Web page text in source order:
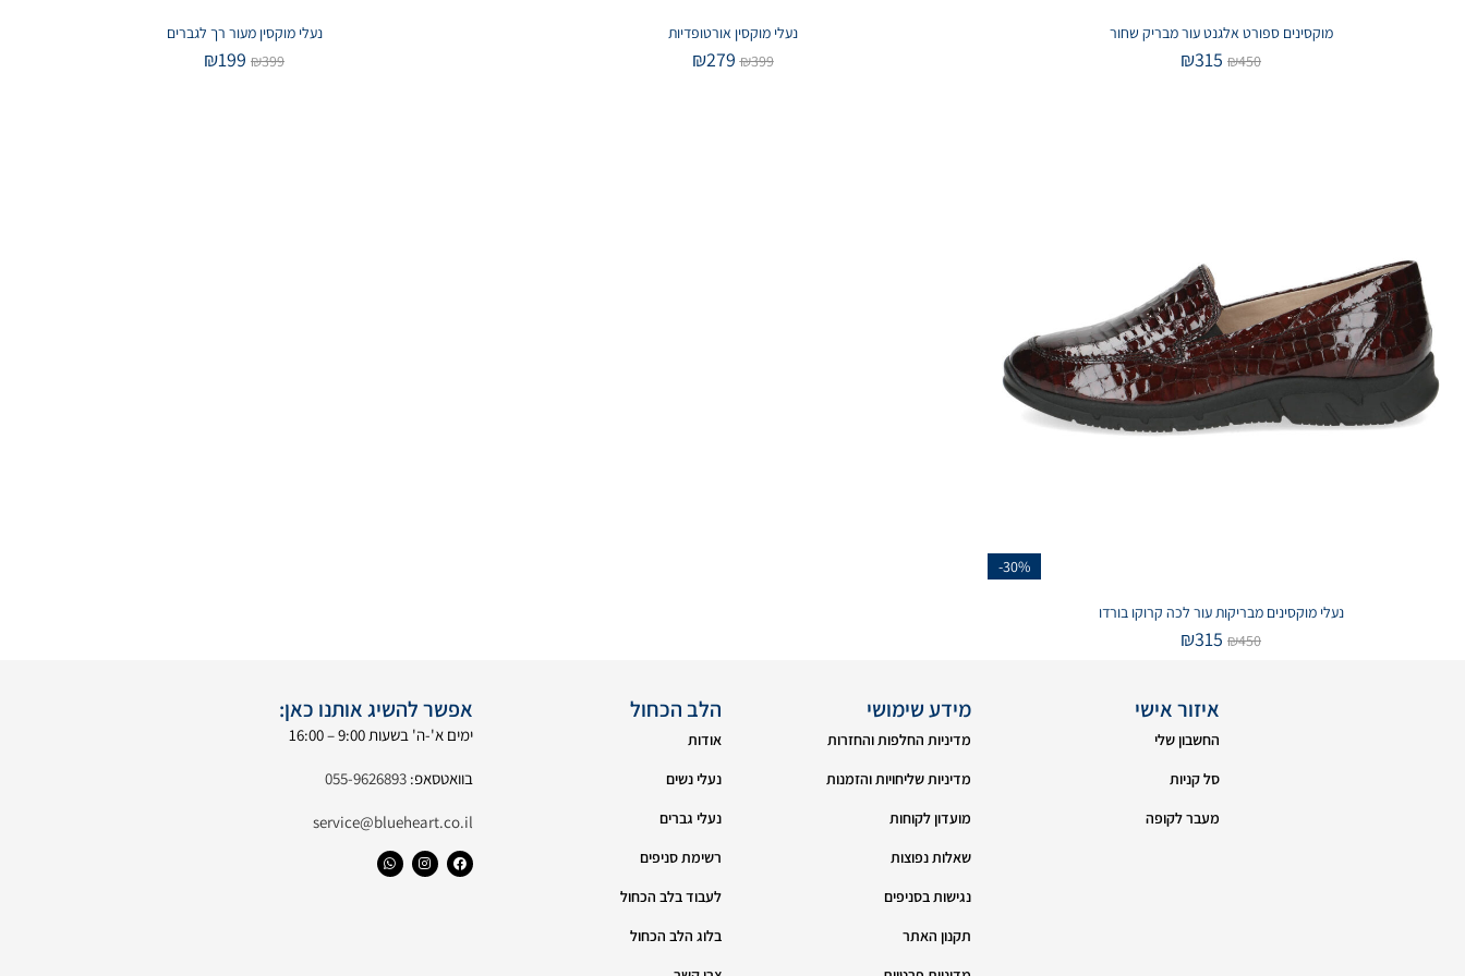
מוקסינים ספורט אלגנט עור מבריק שחור
₪450
₪315
נעלי מוקסין אורטופדיות
₪399
₪279
נעלי מוקסין מעור רך לגברים
₪399
₪199
-30%
נעלי מוקסינים מבריקות עור לכה קרוקו בורדו
₪450
₪315
איזור אישי
החשבון שלי
סל קניות
מעבר לקופה
מידע שימושי
מדיניות החלפות והחזרות
מדיניות שליחויות והזמנות
מועדון לקוחות
שאלות נפוצות
נגישות בסניפים
תקנון האתר
הלב הכחול
אודות
נעלי נשים
נעלי גברים
רשימת סניפים
לעבוד בלב הכחול
בלוג הלב הכחול
אפשר להשיג אותנו כאן:
ימים א'-ה' בשעות 9:00 – 16:00
בוואטסאפ:055-9626893
service@blueheart.co.il